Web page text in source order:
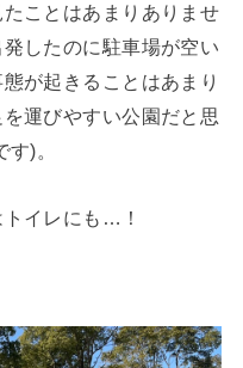
ことはあまりありませ
したのに駐車場が空い
が起きることはあまり
運びやすい公園だと思
)。
イレにも…！